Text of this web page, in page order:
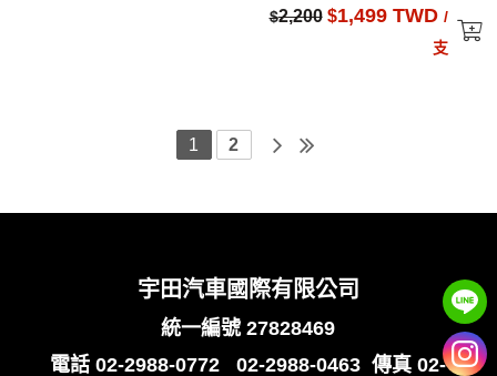
$2,200 $1,499 TWD /
支
1 2
宇田汽車國際有限公司
統一編號 27828469
電話02-2988-0772 02-2988-0463 傳真 02-